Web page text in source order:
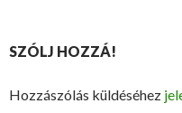
SZÓLJ HOZZÁ!
Hozzászólás küldéséhez